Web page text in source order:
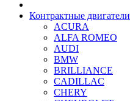
Контрактные двигатели
ACURA
ALFA ROMEO
AUDI
BMW
BRILLIANCE
CADILLAC
CHERY